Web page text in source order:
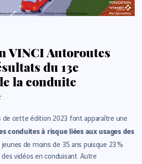
VINCI Autoroutes
du 13e
la conduite
de cette édition 2023 font apparaître une
conduites à risque liées aux usages des
jeunes de moins de 35 ans puisque 23 %
vidéos en conduisant. Autre